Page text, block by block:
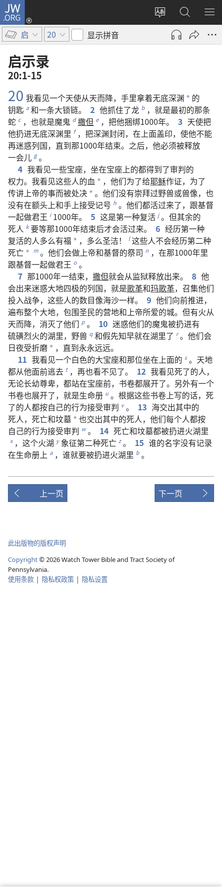
JW.ORG
更
网
登
录
开
搜
索
JW.ORG
显
菜
启 20 显示拼音
启示录
20:1-15
20 我看见一个天使从天而降， 手里拿着无底深渊 * 的
钥匙 a 和一条大锁链。 2 他抓住了龙 b ， 就是最初的那条
蛇 c ， 也就是魔鬼 d 撒但 e ， 把他捆绑1000年。 3 天使把
他扔进无底深渊里 f ， 把深渊封闭， 在上面盖印， 使他不能
再迷惑列国， 直到那1000年结束。 之后， 他必须被释放
一会儿 g 。
4 我看见一些宝座， 坐在宝座上的都得到了审判的
权力。 我看见这些人的血 * ， 他们为了给耶稣作证， 为了
传讲上帝的事而被处决 *。 他们没有崇拜过野兽或兽像， 也
没有在额头上和手上接受记号 h 。 他们都活过来了， 跟基督
一起做君王 i 1000年。 5 这是第一种复活 j 。 但其余的
死人 k 要等那1000年结束后才会活过来。 6 经历第一种
复活的人多么有福 * ， 多么圣洁！ l 这些人不会经历第二种
死亡 * m 。 他们会做上帝和基督的祭司 n ， 在那1000年里
跟基督一起做君王 o 。
7 那1000年一结束， 撒但就会从监狱释放出来。 8 他
会出来迷惑大地四极的列国， 就是歌革和玛歌革， 召集他们
投入战争， 这些人的数目像海沙一样。 9 他们向前推进，
遍布整个大地， 包围圣民的营地和上帝所爱的城。 但有火从
天而降， 消灭了他们 p 。 10 迷惑他们的魔鬼被扔进有
硫磺烈火的湖里， 野兽 q 和假先知早就在湖里了 r 。 他们会
日夜受折磨 * ， 直到永永远远。
11 我看见一个白色的大宝座和那位坐在上面的 s 。 天地
都从他面前逃去 t ， 再也看不见了。 12 我看见死了的人，
无论长幼尊卑， 都站在宝座前， 书卷都展开了。 另外有一个
书卷也展开了， 就是生命册 u 。 根据这些书卷上写的话， 死
了的人都按自己的行为接受审判 v 。 13 海交出其中的
死人， 死亡和坟墓 *也交出其中的死人， 他们每个人都按
自己的行为接受审判 w 。 14 死亡和坟墓都被扔进火湖里
x ， 这个火湖 y 象征第二种死亡 z 。 15 谁的名字没有记录
在生命册上 a ， 谁就要被扔进火湖里 b 。
上一页 下一页
此出版物的版权声明
Copyright© 2026Watch Tower Bible and Tract Society of
Pennsylvania.
使用条款 | 隐私权政策 | 隐私设置